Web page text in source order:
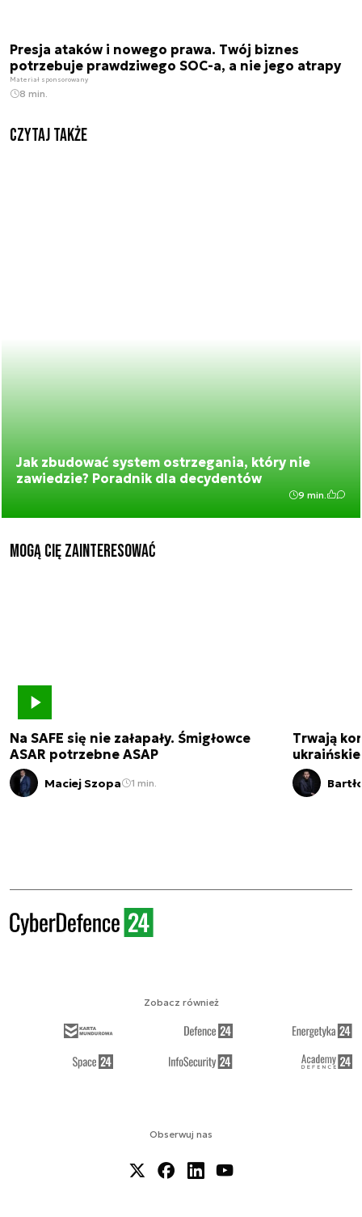
Presja ataków i nowego prawa. Twój biznes
potrzebuje prawdziwego SOC-a, a nie jego atrapy
Materiał sponsorowany
8 min.
Czytaj także
Jak zbudować system ostrzegania, który nie
zawiedzie? Poradnik dla decydentów
9 min.
Mogą Cię zainteresować
Na SAFE się nie załapały. Śmigłowce
ASAR potrzebne ASAP
Maciej Szopa 1 min.
Trwają
Obserwuj nas
Zobacz również